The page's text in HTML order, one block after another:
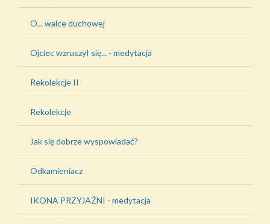
O... walce duchowej
Ojciec wzruszył się... - medytacja
Rekolekcje II
Rekolekcje
Jak się dobrze wyspowiadać?
Odkamieniacz
IKONA PRZYJAŹNI - medytacja